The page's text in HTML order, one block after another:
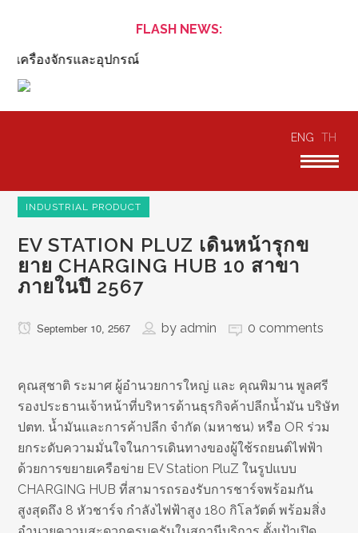
FLASH NEWS:
ครื่องจักรและอุปกรณ์
ENG TH
INDUSTRIAL PRODUCT
EV STATION PLUZ เดินหน้ารุกข
ยาย CHARGING HUB 10 สาขา
ภายในปี 2567
September 10, 2567 by admin 0 comments
คุณสุชาติ ระมาศ ผู้อำนวยการใหญ่ และ คุณพิมาน พูลศรี
รองประธานเจ้าหน้าที่บริหารด้านธุรกิจค้าปลีกน้ำมัน บริษัท
ปตท. น้ำมันและการค้าปลีก จำกัด (มหาชน) หรือ OR ร่วม
ยกระดับความมั่นใจในการเดินทางของผู้ใช้รถยนต์ไฟฟ้า
ด้วยการขยายเครือข่าย EV Station PluZ ในรูปแบบ
CHARGING HUB ที่สามารถรองรับการชาร์จพร้อมกัน
สูงสุดถึง 8 หัวชาร์จ กำลังไฟฟ้าสูง 180 กิโลวัตต์ พร้อมสิ่ง